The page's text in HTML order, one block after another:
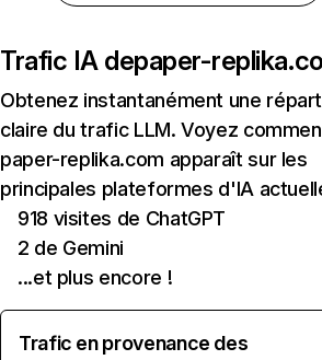
Trafic IA depaper-
Obtenez instantanément une
claire du trafic LLM. Voyez
paper-replika.com apparaît sur les
principales plateformes d'IA
918 visites de ChatGPT
2 de Gemini
...et plus encore !
Trafic en provenance des